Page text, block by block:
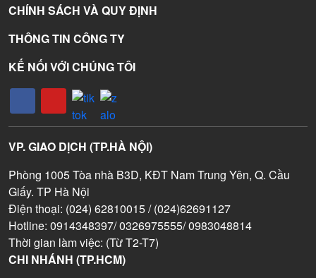
CHÍNH SÁCH VÀ QUY ĐỊNH
THÔNG TIN CÔNG TY
KẾ NỐI VỚI CHÚNG TÔI
VP. GIAO DỊCH (TP.HÀ NỘI)
Phòng 1005 Tòa nhà B3D, KĐT Nam Trung Yên, Q. Cầu
Giấy. TP Hà Nội
Điện thoại: (024) 62810015 / (024)62691127
Hotline: 0914348397/ 0326975555/ 0983048814
Thời gian làm việc: (Từ T2-T7)
CHI NHÁNH (TP.HCM)